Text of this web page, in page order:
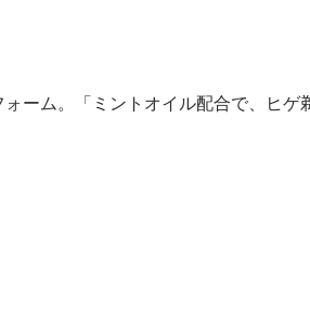
ーム。「ミントオイル配合で、ヒゲ